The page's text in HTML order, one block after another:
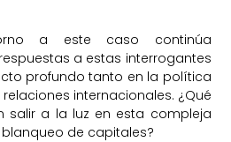
a este caso continúa
a estas interrogantes
profundo tanto en la política
internacionales. ¿Qué
salir a la luz en esta compleja
de capitales?